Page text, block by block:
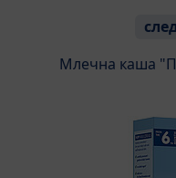
Млечна каша